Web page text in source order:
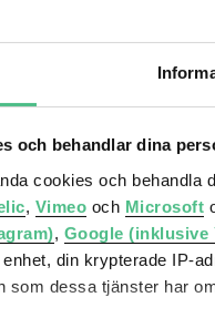
och behandlar dina
cookies och
, Vimeo och Microsoft
, Google (inklusive
din krypterade IP-
som dessa tjänster har
via webb eller via